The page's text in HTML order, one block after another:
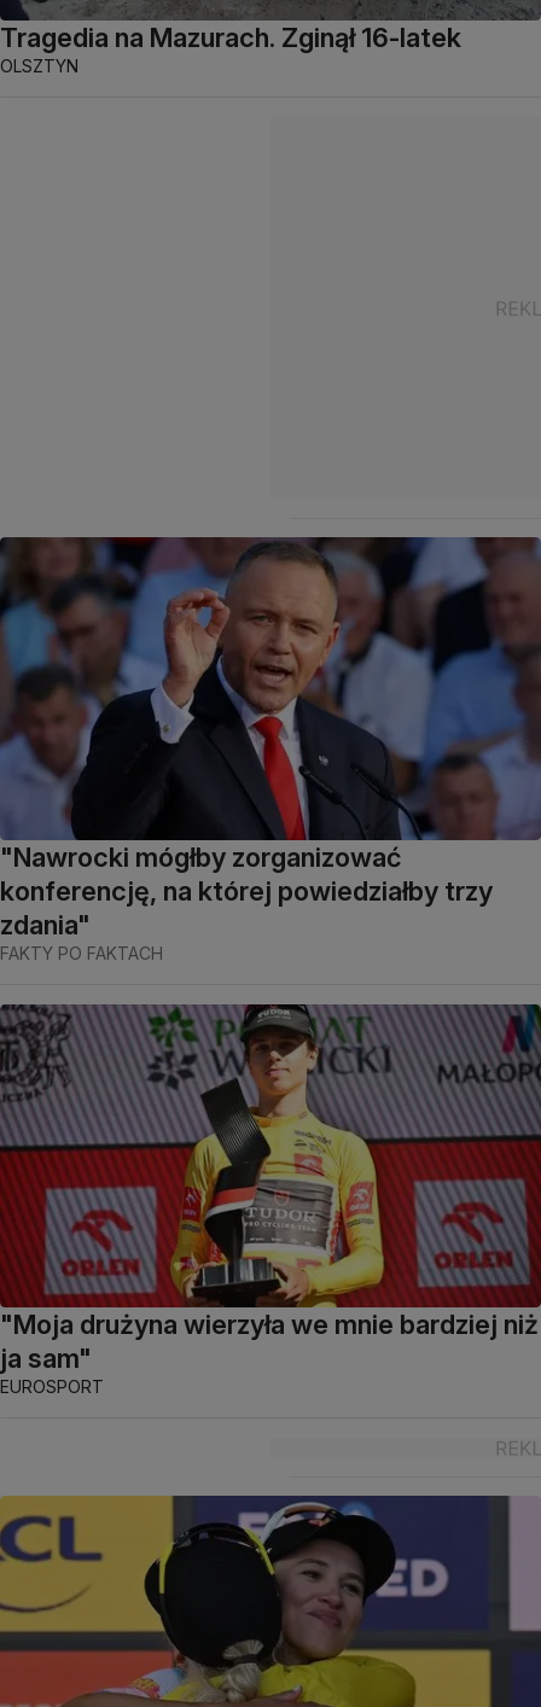
Tragedia na Mazurach. Zginął 16-latek
OLSZTYN
"Nawrocki mógłby zorganizować
konferencję, na której powiedziałby trzy
zdania"
FAKTY PO FAKTACH
"Moja drużyna wierzyła we mnie bardziej niż
ja sam"
EUROSPORT